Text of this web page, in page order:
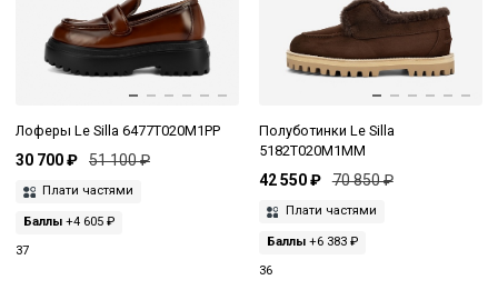
Лоферы Le Silla 6477T020M1PP
30 700 ₽ 51 100 ₽
Плати частями
Баллы +4 605 ₽
37
Полуботинки Le Silla
5182T020M1MM
42 550 ₽ 70 850 ₽
Плати частями
Баллы+6 383 ₽
36